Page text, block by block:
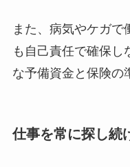
また、病気やケガ
も自己責任で確保し
な予備資金と保険の
仕事を常に探し続